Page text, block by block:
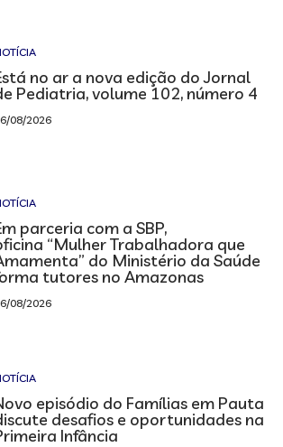
no ar a nova edição do Jornal
Pediatria, volume 102, número 4
08/2026
parceria com a SBP,
“Mulher Trabalhadora que
do Ministério da Saúde
tutores no Amazonas
08/2026
episódio do Famílias em Pauta
desafios e oportunidades na
Infância